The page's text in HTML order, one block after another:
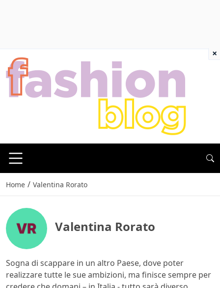
Home / Valentina Rorato
Valentina Rorato
Sogna di scappare in un altro Paese, dove poter
realizzare tutte le sue ambizioni, ma finisce sempre per
×